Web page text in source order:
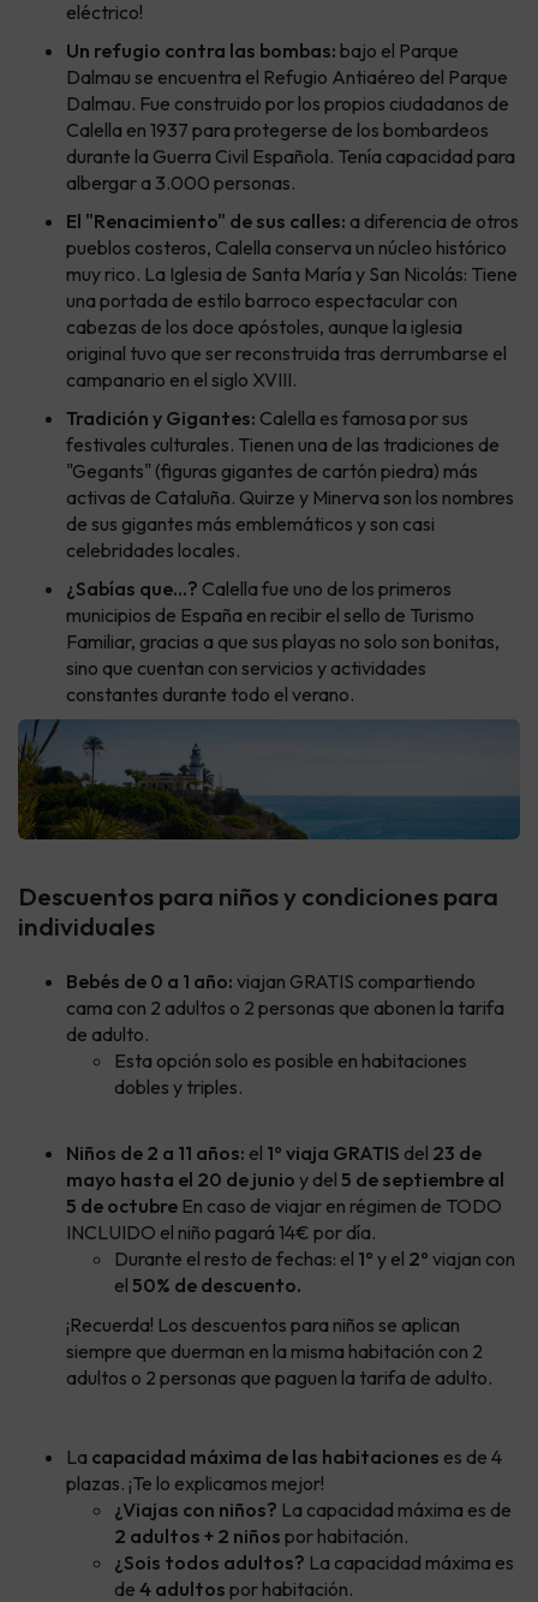
eléctrico!
Un refugio contra las bombas: bajo el Parque
Dalmau se encuentra el Refugio Antiaéreo del Parque
Dalmau. Fue construido por los propios ciudadanos de
Calella en 1937 para protegerse de los bombardeos
durante la Guerra Civil Española. Tenía capacidad para
albergar a 3.000 personas.
El "Renacimiento" de sus calles: a diferencia de otros
pueblos costeros, Calella conserva un núcleo histórico
muy rico. La Iglesia de Santa María y San Nicolás: Tiene
una portada de estilo barroco espectacular con
cabezas de los doce apóstoles, aunque la iglesia
original tuvo que ser reconstruida tras derrumbarse el
campanario en el siglo XVIII.
Tradición y Gigantes: Calella es famosa por sus
festivales culturales. Tienen una de las tradiciones de
"Gegants" (figuras gigantes de cartón piedra) más
activas de Cataluña. Quirze y Minerva son los nombres
de sus gigantes más emblemáticos y son casi
celebridades locales.
¿Sabías que...? Calella fue uno de los primeros
municipios de España en recibir el sello de Turismo
Familiar, gracias a que sus playas no solo son bonitas,
sino que cuentan con servicios y actividades
constantes durante todo el verano.
Descuentos para niños y condiciones para
individuales
Bebés de 0 a 1 año: viajan GRATIS compartiendo
cama con 2 adultos o 2 personas que abonen la tarifa
de adulto.
Esta opción solo es posible en habitaciones
dobles y triples.
Niños de 2 a 11 años: el 1º viaja GRATIS del 23 de
mayo hasta el 20 de junio y del 5 de septiembre al
5 de octubre En caso de viajar en régimen de TODO
INCLUIDO el niño pagará 14€ por día.
Durante el resto de fechas: el 1º y el 2º viajan con
el 50% de descuento.
¡Recuerda! Los descuentos para niños se aplican
siempre que duerman en la misma habitación con 2
adultos o 2 personas que paguen la tarifa de adulto.
La capacidad máxima de las habitaciones es de 4
plazas. ¡Te lo explicamos mejor!
¿Viajas con niños? La capacidad máxima es de
2 adultos + 2 niños por habitación.
¿Sois todos adultos? La capacidad máxima es
de 4 adultos por habitación.